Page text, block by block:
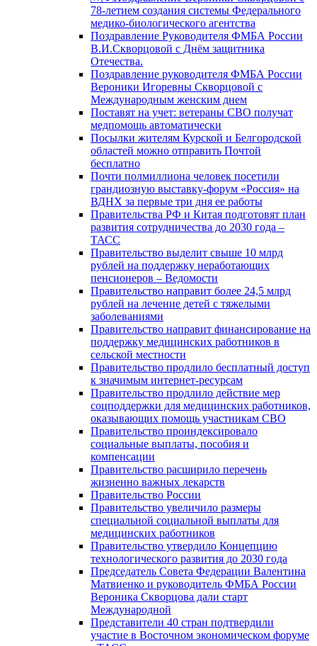
78-летием создания системы Федерального
медико-биологического агентства
Поздравление Руководителя ФМБА России
В.И.Скворцовой с Днём защитника
Отечества.
Поздравление руководителя ФМБА России
Вероники Игоревны Скворцовой с
Международным женским днем
Поставят на учет: ветераны СВО получат
медпомощь автоматически
Посылки жителям Курской и Белгородской
областей можно отправить Почтой
бесплатно
Почти полмиллиона человек посетили
грандиозную выставку-форум «Россия» на
ВДНХ за первые три дня ее работы
Правительства РФ и Китая подготовят план
развития сотрудничества до 2030 года –
ТАСС
Правительство выделит свыше 10 млрд
рублей на поддержку неработающих
пенсионеров – Ведомости
Правительство направит более 24,5 млрд
рублей на лечение детей с тяжелыми
заболеваниями
Правительство направит финансирование на
поддержку медицинских работников в
сельской местности
Правительство продлило бесплатный доступ
к значимым интернет-ресурсам
Правительство продлило действие мер
соцподдержки для медицинских работников,
оказывающих помощь участникам СВО
Правительство проиндексировало
социальные выплаты, пособия и
компенсации
Правительство расширило перечень
жизненно важных лекарств
Правительство России
Правительство увеличило размеры
специальной социальной выплаты для
медицинских работников
Правительство утвердило Концепцию
технологического развития до 2030 года
Председатель Совета Федерации Валентина
Матвиенко и руководитель ФМБА России
Вероника Скворцова дали старт
Международной
Представители 40 стран подтвердили
участие в Восточном экономическом форуме